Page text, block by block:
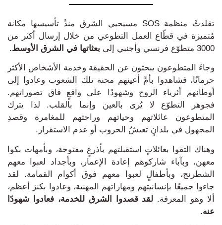
تقلدتْ منظمة SOS مسيحيي الشرق منذُ تأسيسها مكانة
مُتميزة في قطّاع العمل التطوعي من خلال إرسال أكثر من
3000 متطوّع فرنسي وأجنبي إلى
بعثاتها في الشرق الأوسط.
وجاءَ المتطوعون يبحثون عن الحقيقة وخدمة الأشخاص الأكثر
حرمانًا، فشاهدوا بأمِّ أعينهم محنة تلك الشعوب وعادوا إلى
أوطانهم أثرياء الروح وشهودًا على واقعٍ فاق تصوراتهم.
فجوهر التطوّع لا يُرى بالعين وإنما بالقلب. لذا يترك
المتطوعون عائلاتهم وحياتهم وراحتهم للمغامرة وقصدِ
المجهول في بلدانٍ تعيشُ الحروب أو عدم الاستقرار.
وهناك التقوا بعائلاتٍ استقبلتهم بأذرعٍ مفتوحة، وبأمهات بكوا
معهن، وبآباء شاركوهم إعادة الإعمار، وبأجداد لعبوا معهم
الشطرنج، وبأطفالٍ لعبوا معهم فوق أكوام القمامة.
لقد
جاءوا جميعًا بإنسانيتهم ومهاراتهم المهنية، وعادوا بكنز أعظم،
ألا وهو المعرفة. لقد قصدوا الشرق للخدمة، فعادوا شهودًا
عنه.